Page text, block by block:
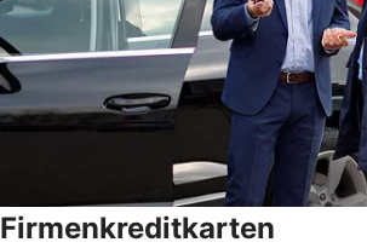
Firmenkreditkarten